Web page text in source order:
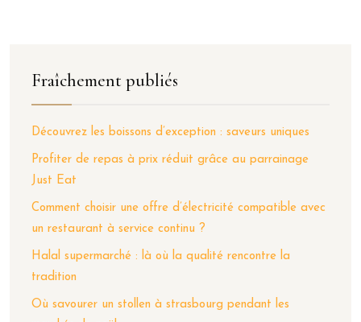
Fraîchement publiés
Découvrez les boissons d’exception : saveurs uniques
Profiter de repas à prix réduit grâce au parrainage
Just Eat
Comment choisir une offre d’électricité compatible avec
un restaurant à service continu ?
Halal supermarché : là où la qualité rencontre la
tradition
Où savourer un stollen à strasbourg pendant les